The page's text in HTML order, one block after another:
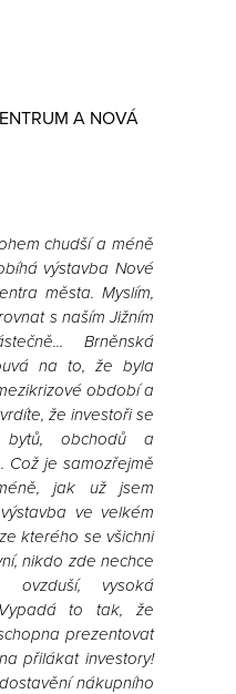
A NOVÁ
chudší a méně
výstavba Nové
města. Myslím,
s naším Jižním
Brněnská
na to, že byla
období a
že investoři se
bytů, obchodů a
Což je samozřejmě
jak už jsem
ve velkém
kterého se všichni
nikdo zde nechce
vysoká
to tak, že
prezentovat
přilákat investory!
nákupního